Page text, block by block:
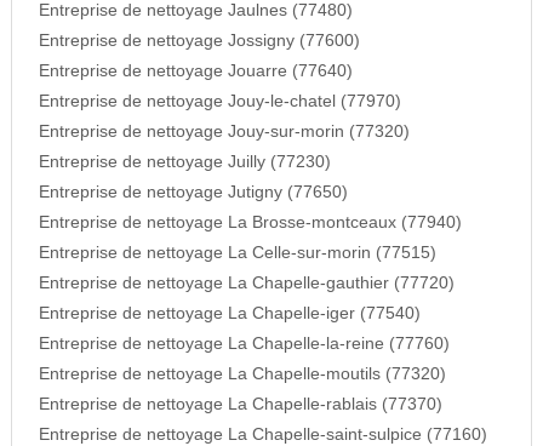
Entreprise de nettoyage Jaulnes (77480)
Entreprise de nettoyage Jossigny (77600)
Entreprise de nettoyage Jouarre (77640)
Entreprise de nettoyage Jouy-le-chatel (77970)
Entreprise de nettoyage Jouy-sur-morin (77320)
Entreprise de nettoyage Juilly (77230)
Entreprise de nettoyage Jutigny (77650)
Entreprise de nettoyage La Brosse-montceaux (77940)
Entreprise de nettoyage La Celle-sur-morin (77515)
Entreprise de nettoyage La Chapelle-gauthier (77720)
Entreprise de nettoyage La Chapelle-iger (77540)
Entreprise de nettoyage La Chapelle-la-reine (77760)
Entreprise de nettoyage La Chapelle-moutils (77320)
Entreprise de nettoyage La Chapelle-rablais (77370)
Entreprise de nettoyage La Chapelle-saint-sulpice (77160)